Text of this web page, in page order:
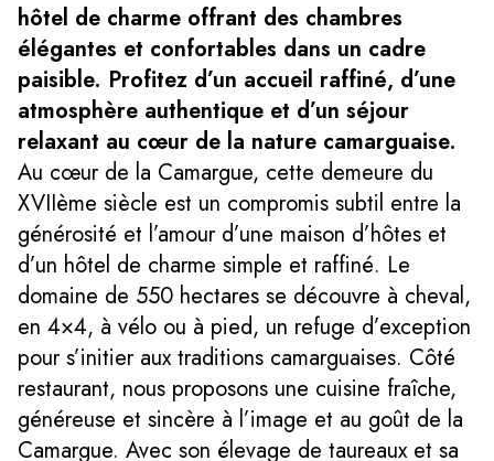
hôtel de charme offrant des chambres
élégantes et confortables dans un cadre
paisible. Profitez d’un accueil raffiné, d’une
atmosphère authentique et d’un séjour
relaxant au cœur de la nature camarguaise.
Au cœur de la Camargue, cette demeure du
XVIIème siècle est un compromis subtil entre la
générosité et l’amour d’une maison d’hôtes et
d’un hôtel de charme simple et raffiné. Le
domaine de 550 hectares se découvre à cheval,
en 4×4, à vélo ou à pied, un refuge d’exception
pour s’initier aux traditions camarguaises. Côté
restaurant, nous proposons une cuisine fraîche,
généreuse et sincère à l’image et au goût de la
Camargue. Avec son élevage de taureaux et sa